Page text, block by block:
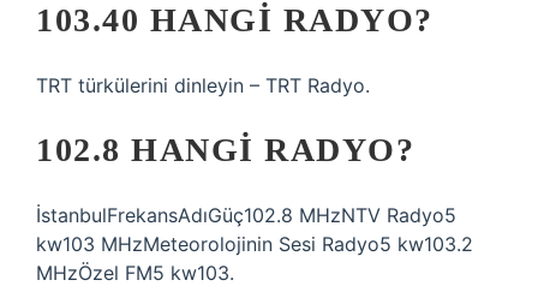
103.40 HANGI RADYO?
TRT türkülerini dinleyin – TRT Radyo.
102.8 HANGI RADYO?
İstanbulFrekansAdıGüç102.8 MHzNTV Radyo5
kw103 MHzMeteorolojinin Sesi Radyo5 kw103.2
MHzÖzel FM5 kw103.